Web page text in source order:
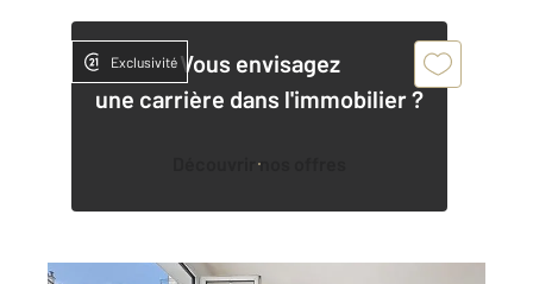
Vous envisagez
une carrière dans l'immobilier ?
Découvrir nos offres
Exclusivité